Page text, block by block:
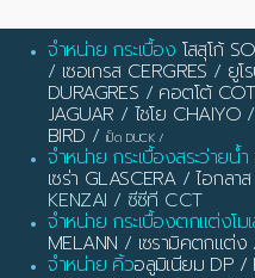
จำหน่าย กระเบื้อง โสสุโก้
/ เซอเกรส CERGRES / ยูโ
DURAGRES / คอตโต้
JAGUAR / ไชโย CHAIYO /
BIRD / เป็ด DUCK /
จำหน่าย กระเบื้องสระว่ายน้ำ
เซร่า GLASCERA/ไอกลา
KENZAI / ซีซีที CCT
จำหน่าย กระเบื้องตกแต่งโม
MELANN / เซรามิคตกแต่ง
จำหน่าย คิ้วอลูมิเนียม DP /